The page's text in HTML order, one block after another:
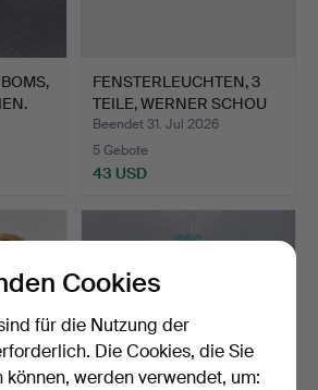
FENSTERLEUCHTEN, 3
TEILE, WERNER SCHOU
FÜR…
Beendet 31. Jul 2026
5 Gebote
43 USD
Cookies
für die Nutzung der
Die Cookies, die Sie
werden verwendet, um: